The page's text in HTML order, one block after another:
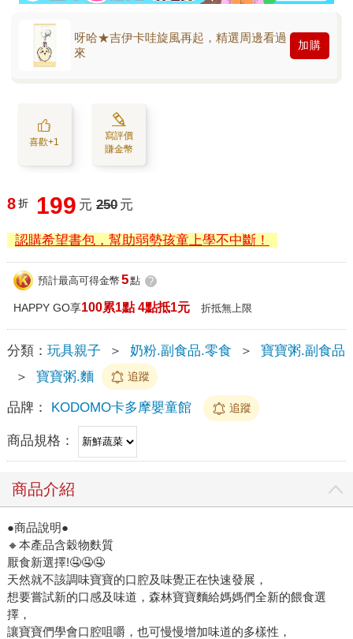
呀哈★吉伊卡哇旋風再起，精選周邊看過
來
加購
喜歡+1
寫評價
賺金幣
8 折 199 元 250 元
認購希望書包，幫助弱勢孩童上學不中斷！
預計最高可得金幣 5點 ?
HAPPY GO享100累1點 4點抵1元 折抵無上限
分類： 玩具親子 ＞ 奶粉.副食品.零食 ＞
寶寶粥.副食品
＞
寶寶粥.麵 追蹤
品牌： KODOMO卡多摩嬰童館 追蹤
商品規格：
商品介紹
●商品說明●
🔸本產品含穀物麩質
厭食新選擇!🤤🤤🤤
天然就不該調味寶寶的口腔及味覺正在快速發展，
想要嘗試新的口感及味道，森林寶寶麵給媽媽們全新的餵食選
擇，
讓寶寶們學會口腔咀嚼，也可慢慢增加味道的多樣性，